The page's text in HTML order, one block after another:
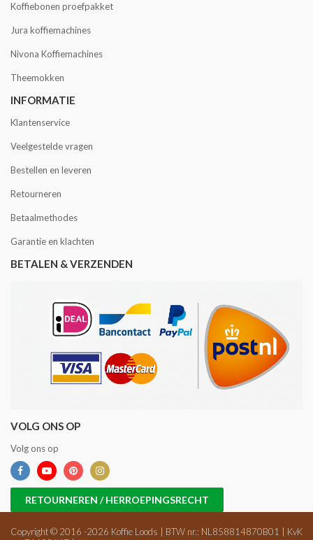
Koffiebonen proefpakket
Jura koffiemachines
Nivona Koffiemachines
Theemokken
INFORMATIE
Klantenservice
Veelgestelde vragen
Bestellen en leveren
Retourneren
Betaalmethodes
Garantie en klachten
BETALEN & VERZENDEN
VOLG ONS OP
Volg ons op
RETOURNEREN / HERROEPINGSRECHT
Copyright © 2016 -2026 Koffie Loods | BTW nr.: NL858814870B01 | KvK